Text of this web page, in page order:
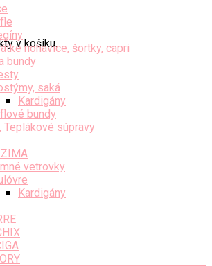
v košíku.
nohavice, šortky, capri
bundy
saká
Kardigány
bundy
Teplákové súpravy
vetrovky
Kardigány